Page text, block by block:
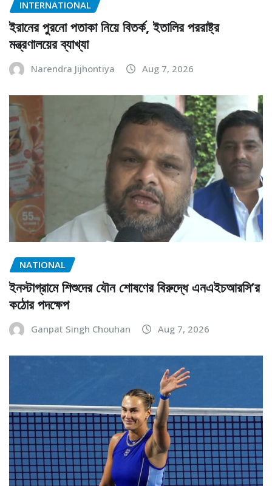
INTERNATIONAL
ইরানের পুরনো পতাকা নিয়ে বিতর্ক, ইতালির পররাষ্ট্র
মন্ত্রণালয়ের ব্যাখ্যা
Narendra Jijhontiya Aug 7, 2026
NATIONAL
ইনস্টাগ্রামে শিশুদের যৌন শোষণের বিরুদ্ধে এনএইচআরসি’র
কঠোর পদক্ষেপ
Ganpat Singh Chouhan Aug 7, 2026